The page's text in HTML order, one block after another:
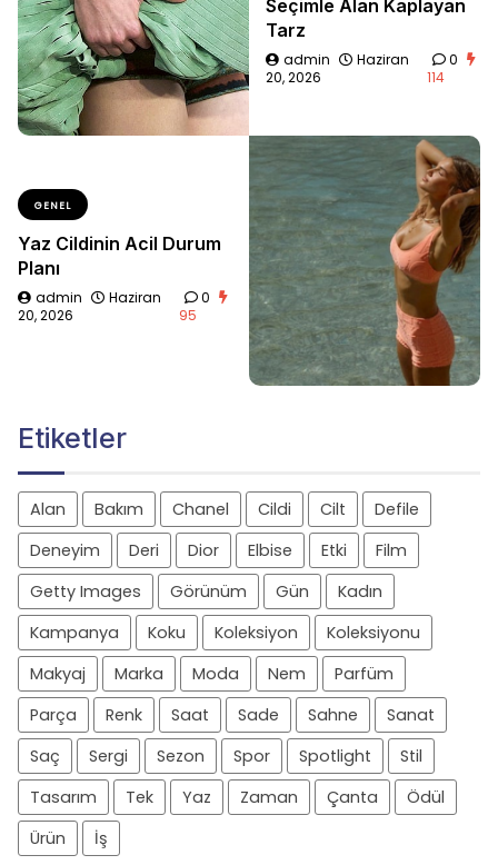
Seçimle Alan Kaplayan
Tarz
admin
Haziran
20, 2026
0
114
GENEL
Yaz Cildinin Acil Durum
Planı
admin
Haziran
20, 2026
0
95
Etiketler
Alan Bakım Chanel Cildi Cilt
Defile
Deneyim
Deri Dior Elbise Etki
Film
Getty Images
Görünüm Gün
Kadın
Kampanya
Koku Koleksiyon
Koleksiyonu
Makyaj
Marka Moda Nem
Parfüm
Parça
Renk Saat Sade Sahne
Sanat
Saç
Sergi Sezon Spor Spotlight
Stil
Tasarım
Tek Yaz Zaman Çanta
Ödül
Ürün
İş